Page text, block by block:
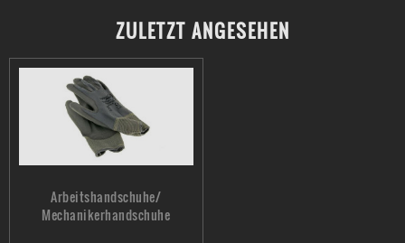
ZULETZT ANGESEHEN
Arbeitshandschuhe/
Mechanikerhandschuhe